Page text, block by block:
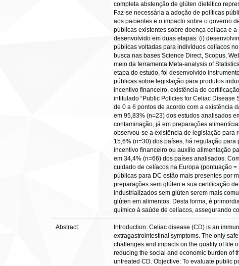
completa abstenção de glúten dietético
Faz-se necessária a adoção de políticas
aos pacientes e o impacto sobre o governo
públicas existentes sobre doença celíaca e
desenvolvido em duas etapas: (i)
públicas voltadas para indivíduos celíacos
busca nas bases Science Direct, Scopus,
meio da ferramenta Meta-analysis of
etapa do estudo, foi desenvolvido
públicas sobre legislação para produtos
incentivo financeiro, existência de
intitulado “Public Policies for Celiac Disease
de 0 a 6 pontos de acordo com a existência
em 95,83% (n=23) dos estudos analisados
contaminação, já em preparações
observou-se a existência de legislação para
15,6% (n=30) dos países, há regulação
incentivo financeiro ou auxílio alimentação
em 34,4% (n=66) dos países analisados.
cuidado de celíacos na Europa (pontuação
públicas para DC estão mais presentes por
preparações sem glúten e sua certificação
industrializados sem glúten serem mais
glúten em alimentos. Desta forma, é
químico à saúde de celíacos, assegurando
Abstract:
Introduction: Celiac disease (CD) is an
extragastrointestinal symptoms. The only
challenges and impacts on the quality of life
reducing the social and economic burden of
untreated CD. Objective: To evaluate public